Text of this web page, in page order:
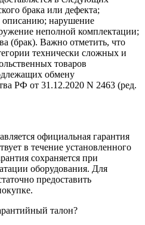
брака или дефекта;
описанию; нарушение
неполной комплектации;
(брак). Важно отметить, что
технически сложных и
товаров
обмену
РФ от 31.12.2020 N 2463 (ред.
официальная гарантия
в течение установленного
сохраняется при
оборудования. Для
предоставить
талон?